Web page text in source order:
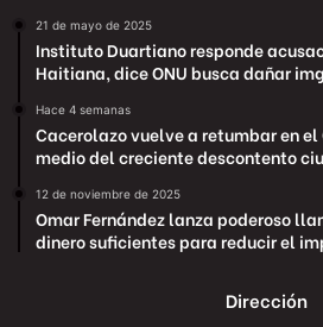
21 de mayo de 2025
Instituto Duartiano responde
Haitiana, dice ONU busca dañar
Hace 4 semanas
Cacerolazo vuelve a retumbar en el
medio del creciente descontento
12 de noviembre de 2025
Omar Fernández lanza poderoso
dinero suficientes para reducir el
Dirección